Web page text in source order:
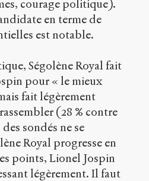
courage politique).
en terme de
est notable.
Ségolène Royal fait
pour « le mieux
fait légèrement
(28 % contre
sondés ne se
Royal progresse en
points, Lionel Jospin
légèrement. Il faut